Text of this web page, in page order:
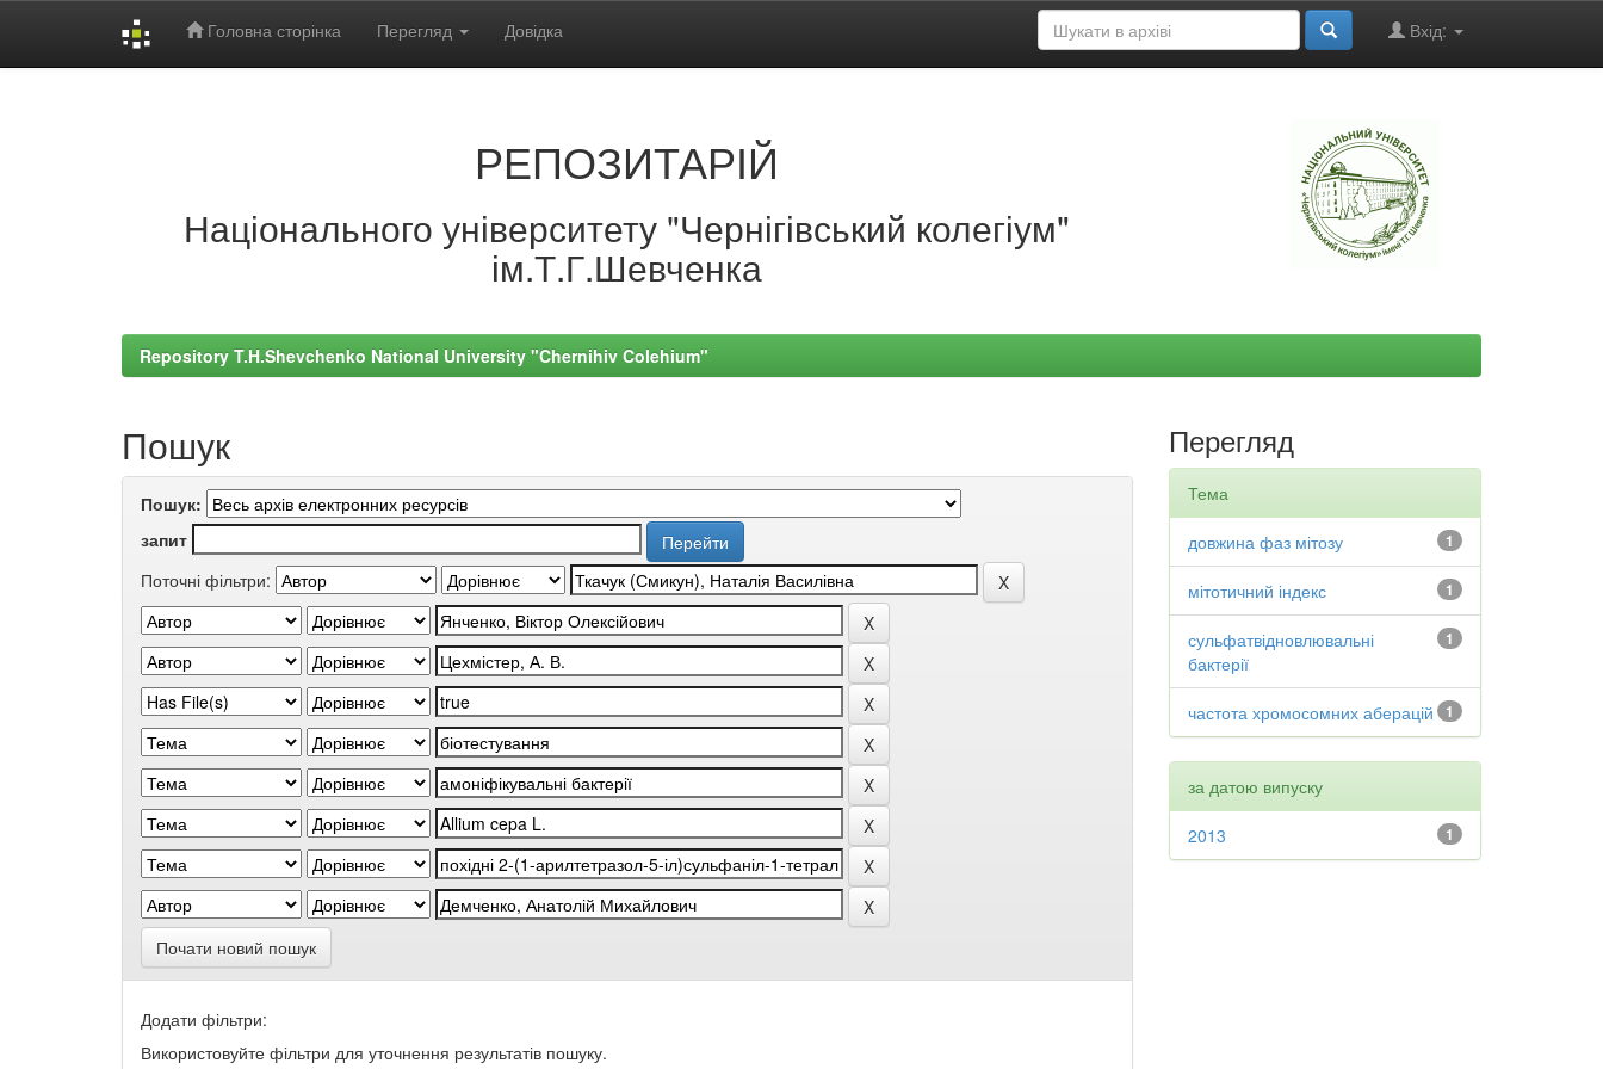
Головна сторінка Перегляд Довідка Вхід:
РЕПОЗИТАРІЙ
Національного університету "Чернігівський колегіум"
ім.Т.Г.Шевченка
Repository T.H.Shevchenko National University "Chernihiv Colehium"
Пошук
Пошук:
запит
Поточні фільтри:
Почати новий пошук
Додати фільтри:
Використовуйте фільтри для уточнення результатів пошуку.
Перегляд
Тема
1
довжина фаз мітозу
1
мітотичний індекс
1
сульфатвідновлювальні
бактерії
1
частота хромосомних аберацій
за датою випуску
1
2013